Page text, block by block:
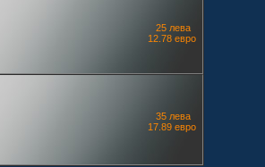
25 лева
12.78 евро
35 лева
17.89 евро